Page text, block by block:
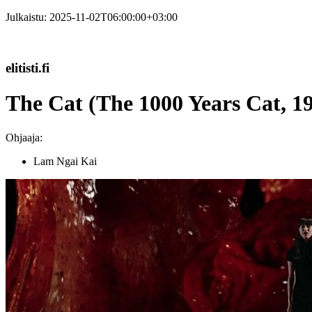
Julkaistu: 2025-11-02T06:00:00+03:00
elitisti.fi
The Cat (The 1000 Years Cat,
Ohjaaja:
Lam Ngai Kai